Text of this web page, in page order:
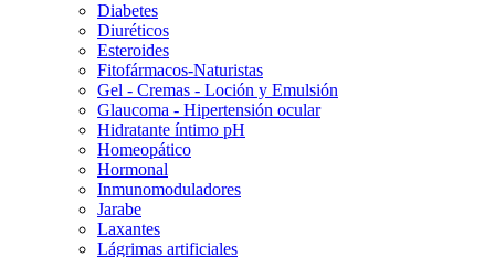
Diabetes
Diuréticos
Esteroides
Fitofármacos-Naturistas
Gel - Cremas - Loción y Emulsión
Glaucoma - Hipertensión ocular
Hidratante íntimo pH
Homeopático
Hormonal
Inmunomoduladores
Jarabe
Laxantes
Lágrimas artificiales